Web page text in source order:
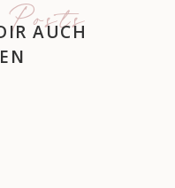
AUCH